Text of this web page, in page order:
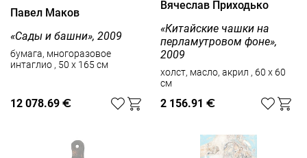
Павел Маков
«Сады и башни», 2009
бумага, многоразовое
интаглио , 50 x 165 см
12 078.69 €
Вячеслав Приходько
«Китайские чашки на
перламутровом фоне»,
2009
холст, масло, акрил , 60 x 60
см
2 156.91 €